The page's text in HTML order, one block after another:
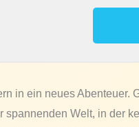
in ein neues Abenteuer.
Welt, in der